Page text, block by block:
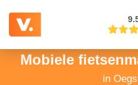
Mobiele
in